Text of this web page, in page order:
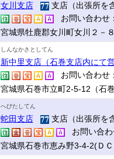
女川支店
支店（出張所を
お問い合わせ
宮城県牡鹿郡女川町女川２－８
しんなかさとしてん
新中里支店（石巻支店内にて営
お問い合わせ
宮城県石巻市立町2-5-12（石巻
へびたしてん
蛇田支店
支店（出張所を
お問い合わ
宮城県石巻市恵み野3-4-2(Ｄ